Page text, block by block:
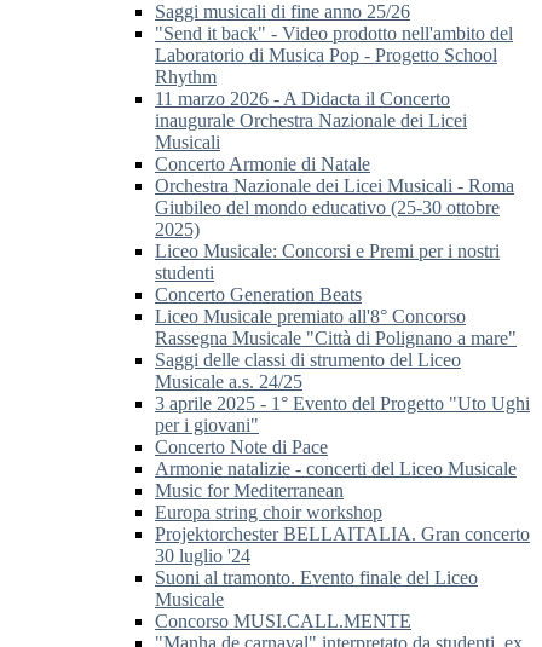
Saggi musicali di fine anno 25/26
"Send it back" - Video prodotto nell'ambito del
Laboratorio di Musica Pop - Progetto School
Rhythm
11 marzo 2026 - A Didacta il Concerto
inaugurale Orchestra Nazionale dei Licei
Musicali
Concerto Armonie di Natale
Orchestra Nazionale dei Licei Musicali - Roma
Giubileo del mondo educativo (25-30 ottobre
2025)
Liceo Musicale: Concorsi e Premi per i nostri
studenti
Concerto Generation Beats
Liceo Musicale premiato all'8° Concorso
Rassegna Musicale "Città di Polignano a mare"
Saggi delle classi di strumento del Liceo
Musicale a.s. 24/25
3 aprile 2025 - 1° Evento del Progetto "Uto Ughi
per i giovani"
Concerto Note di Pace
Armonie natalizie - concerti del Liceo Musicale
Music for Mediterranean
Europa string choir workshop
Projektorchester BELLAITALIA. Gran concerto
30 luglio '24
Suoni al tramonto. Evento finale del Liceo
Musicale
Concorso MUSI.CALL.MENTE